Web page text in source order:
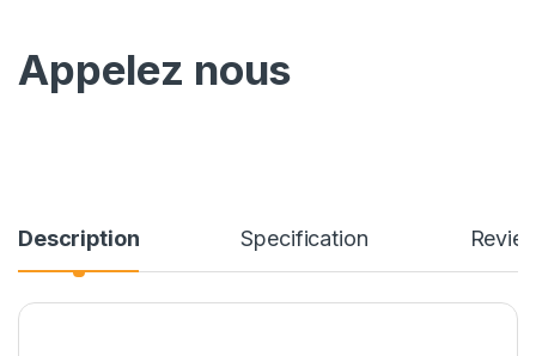
Appelez nous
Description Specification